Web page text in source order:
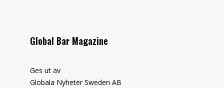
Global Bar Magazine
Ges ut av
Globala Nyheter Sweden AB